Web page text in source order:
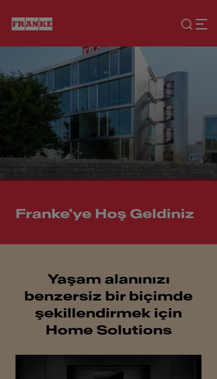
Franke'ye Hoş Geldiniz
Yaşam alanınızı
benzersiz bir biçimde
şekillendirmek için
Home Solutions